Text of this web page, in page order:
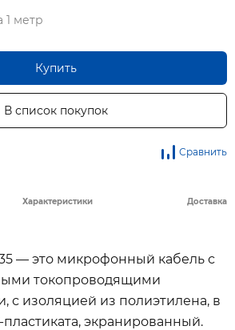
1 метр
Купить
В список покупок
Сравнить
Характеристики Доставка
— это микрофонный кабель с
токопроводящими
изоляцией из полиэтилена, в
экранированный.